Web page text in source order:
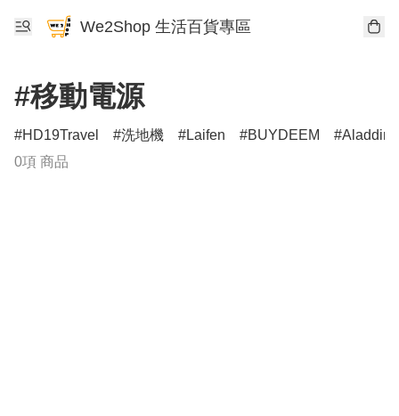
We2Shop 生活百貨專區
#移動電源
HD19Travel 洗地機 Laifen BUYDEEM
Aladdin
0項 商品